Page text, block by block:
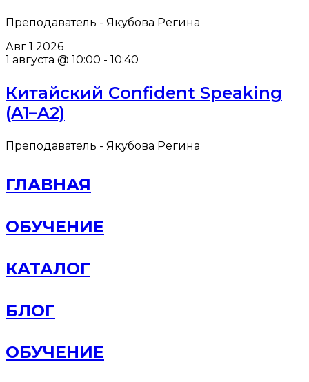
Преподаватель - Якубова Регина
Авг 1 2026
1 августа @ 10:00 - 10:40
Китайский Confident Speaking
(A1–A2)
Преподаватель - Якубова Регина
ГЛАВНАЯ
ОБУЧЕНИЕ
КАТАЛОГ
БЛОГ
ОБУЧЕНИЕ